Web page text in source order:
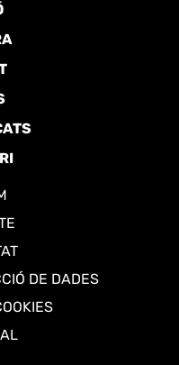
DE DADES